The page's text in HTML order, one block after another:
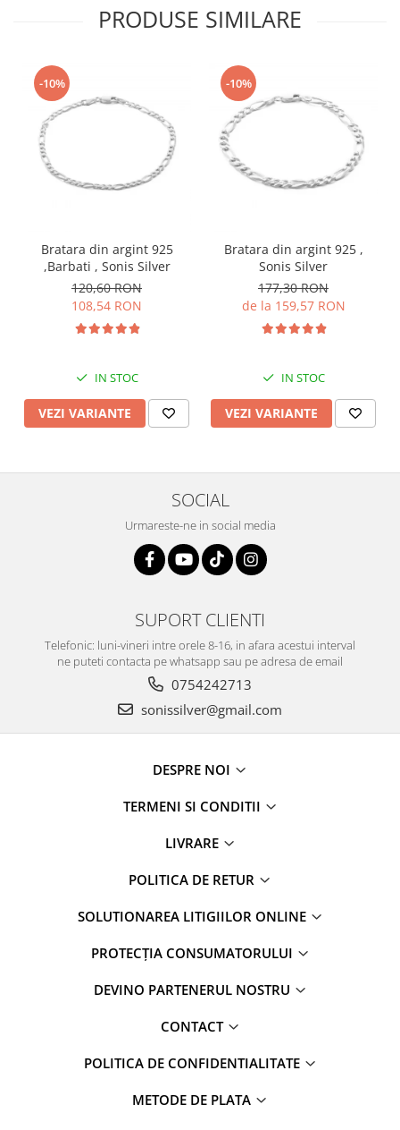
PRODUSE SIMILARE
-10%
Bratara din argint 925
,Barbati , Sonis Silver
120,60 RON
108,54 RON
IN STOC
VEZI VARIANTE
-10%
Bratara din argint 925 ,
Sonis Silver
177,30 RON
de la 159,57 RON
IN STOC
VEZI VARIANTE
SOCIAL
Urmareste-ne in social media
SUPORT CLIENTI
Telefonic: luni-vineri intre orele 8-16, in afara acestui interval
ne puteti contacta pe whatsapp sau pe adresa de email
0754242713
sonissilver@gmail.com
DESPRE NOI
TERMENI SI CONDITII
LIVRARE
POLITICA DE RETUR
SOLUTIONAREA LITIGIILOR ONLINE
PROTECȚIA CONSUMATORULUI
DEVINO PARTENERUL NOSTRU
CONTACT
POLITICA DE CONFIDENTIALITATE
METODE DE PLATA